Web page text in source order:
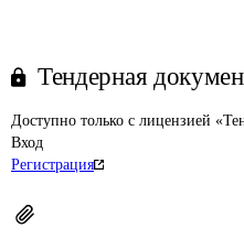
Тендерная
Доступно только с лицензией
Вход
Регистрация